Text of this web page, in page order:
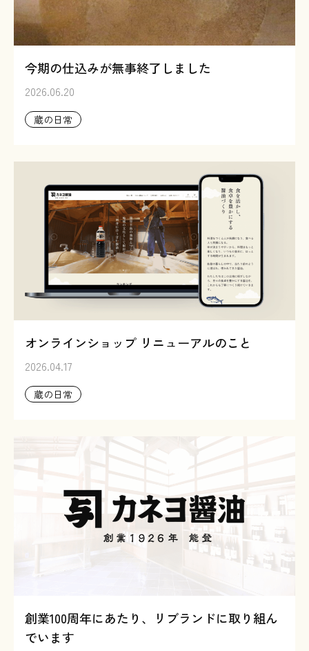
今期の仕込みが無事終了しました
2026.06.20
蔵の日常
オンラインショップ リニューアルのこと
2026.04.17
蔵の日常
創業100周年にあたり、リブランドに取り組ん
でいます